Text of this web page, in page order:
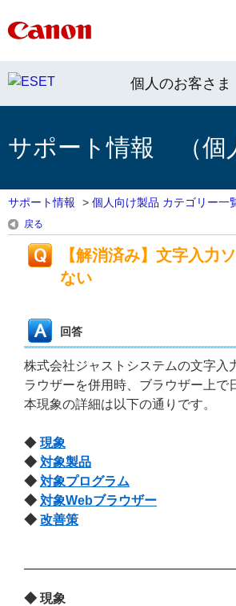
個人のお客さま
サポート情報 （個
サポート情報 > 個人向け製品 カテゴリー一
戻る
【解消済み】文字入力
ない
回答
株式会社ジャストシステムの文字入
ラウザーを併用時、ブラウザー上
本現象の詳細は以下の通りです。
◆ 現象
◆ 対象製品
◆ 対象プログラム
◆ 対象Webブラウザー
◆ 改善策
◆ 現象